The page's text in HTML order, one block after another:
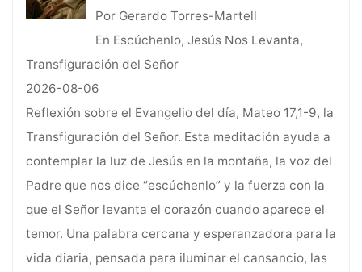
Por Gerardo Torres-Martell
En Escúchenlo, Jesús Nos Levanta,
Transfiguración del Señor
2026-08-06
Reflexión sobre el Evangelio del día, Mateo 17,1-9, la
Transfiguración del Señor. Esta meditación ayuda a
contemplar la luz de Jesús en la montaña, la voz del
Padre que nos dice “escúchenlo” y la fuerza con la
que el Señor levanta el corazón cuando aparece el
temor. Una palabra cercana y esperanzadora para la
vida diaria, pensada para iluminar el cansancio, las